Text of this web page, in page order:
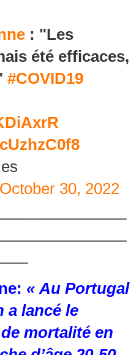
: "Les
été efficaces,
#COVID19
October 30, 2022
« Au Portugal
a lancé le
mortalité en